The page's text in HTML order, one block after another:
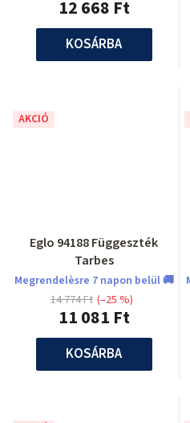
12 668 Ft
KOSÁRBA
AKCIÓ
Eglo 94188 Függeszték
Tarbes
Megrendelèsre 7 napon belül 🚚
11 081 Ft
14 774 Ft (–25 %)
KOSÁRBA